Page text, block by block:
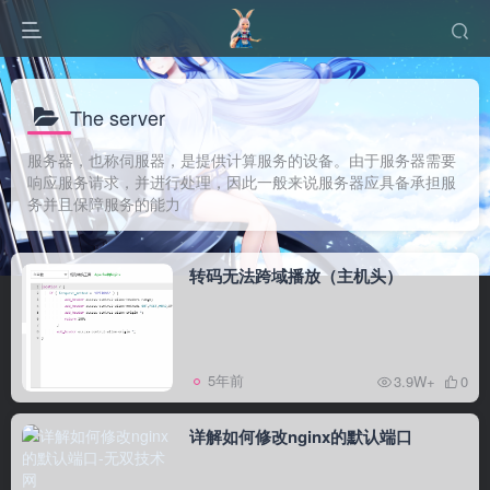
The server
服务器，也称伺服器，是提供计算服务的设备。由于服务器需要
响应服务请求，并进行处理，因此一般来说服务器应具备承担服
务并且保障服务的能力
转码无法跨域播放（主机头）
5年前 3.9W+ 0
详解如何修改nginx的默认端口